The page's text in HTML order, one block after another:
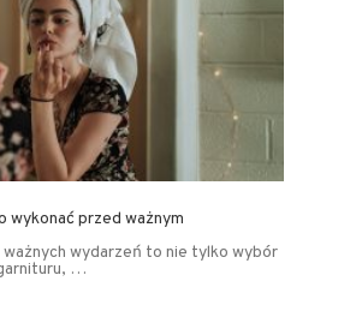
wykonać przed ważnym
wydarzeń to nie tylko wybór
…